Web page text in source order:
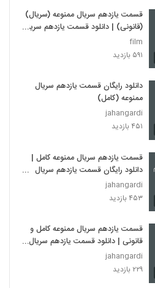
قسمت یازدهم سریال ممنوعه (سریال)
(قانونی) | دانلود قسمت یازدهم سریال
ممنوعه یازده -11-
film
۵۹۱ بازدید
دانلود رایگان قسمت یازدهم سریال
ممنوعه (کامل)
jahangardi
۴۵۱ بازدید
قسمت یازدهم سریال ممنوعه کامل |
دانلود رایگان قسمت یازدهم سریال
ممنوعه -HD-
jahangardi
۴۵۳ بازدید
قسمت یازدهم سریال ممنوعه کامل و
قانونی | دانلود قسمت یازدهم سریال
ممنوعه
jahangardi
۲۲۹ بازدید